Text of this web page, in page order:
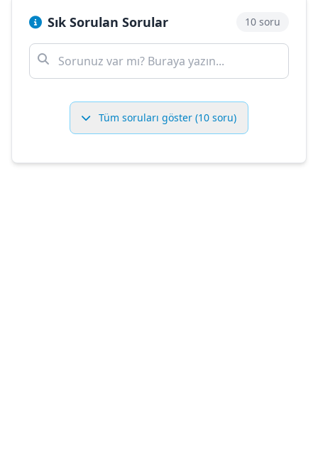
Sık Sorulan Sorular 10 soru
Tüm soruları göster (10 soru)